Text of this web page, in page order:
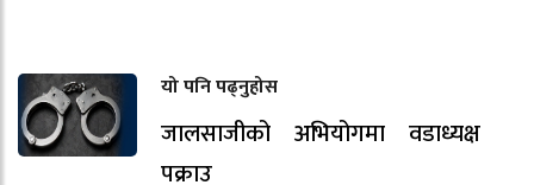
यो पनि पढ्नुहोस
जालसाजीको अभियोगमा वडाध्यक्ष
पक्राउ